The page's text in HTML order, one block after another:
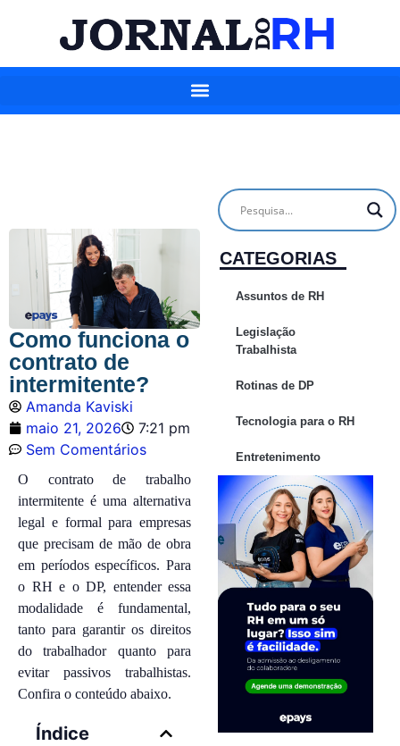
Como funciona o
contrato de
intermitente?
Amanda Kaviski
maio 21, 2026
7:21 pm
Sem Comentários
O contrato de trabalho
intermitente é uma alternativa
legal e formal para empresas
que precisam de mão de obra
em períodos específicos. Para
o RH e o DP, entender essa
modalidade é fundamental,
tanto para garantir os direitos
do trabalhador quanto para
evitar passivos trabalhistas.
Confira o conteúdo abaixo.
Índice
CATEGORIAS
Assuntos de RH
Legislação
Trabalhista
Rotinas de DP
Tecnologia para o RH
Entretenimento